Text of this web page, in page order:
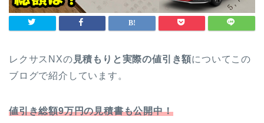
レクサスNXの 見積もりと実際の値引き額についてこの
ブログで紹介しています。
値引き総額9万円の見積書も公開中！